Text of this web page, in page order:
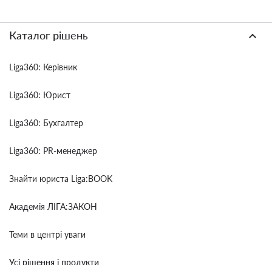
Каталог рішень
Liga360: Керівник
Liga360: Юрист
Liga360: Бухгалтер
Liga360: PR-менеджер
Знайти юриста Liga:BOOK
Академія ЛІГА:ЗАКОН
Теми в центрі уваги
Усі рішення і продукти